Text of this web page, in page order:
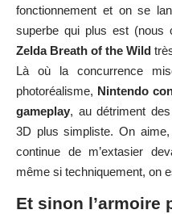
fonctionnement et on se
superbe qui plus est (nous
Zelda Breath of the Wild
Là où la concurrence
photoréalisme, Nintendo
gameplay, au détriment
3D plus simpliste. On
continue de m’extasier
même si techniquement, on
Et sinon l’armoire